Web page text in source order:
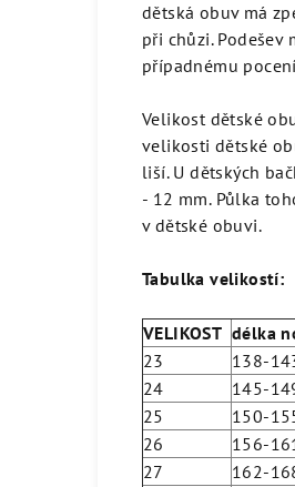
dětská obuv má
při chůzi.
případnému
Velikost dětské
velikosti dětské
liší. U dětských
- 12 mm. Půlka
v dětské obuvi.
Tabulka velikostí:
VELIKOST délka
23
138-
24
145-
25
150-
26
156-
27
162-